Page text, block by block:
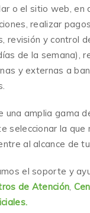
o el sitio web, en
realizar
revisión y control
de la semana),
y externas a
una amplia gama
seleccionar la que
al alcance de
el soporte y
de Atención,